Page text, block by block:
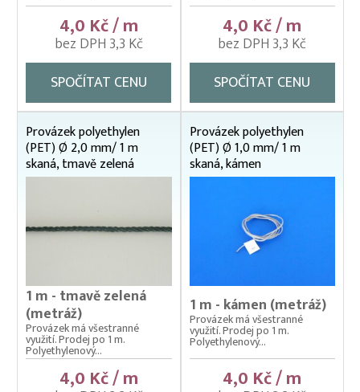
4,0 Kč / m
bez DPH 3,3 Kč
SPOČÍTAT CENU
4,0 Kč / m
bez DPH 3,3 Kč
SPOČÍTAT CENU
Provázek polyethylen
(PET) Ø 2,0 mm/ 1 m
skaná, tmavě zelená
1 m - tmavě zelená
(metráž)
Provázek má všestranné
využití. Prodej po 1 m.
Polyethylenový...
4,0 Kč / m
Provázek polyethylen
(PET) Ø 1,0 mm/ 1 m
skaná, kámen
1 m - kámen (metráž)
Provázek má všestranné
využití. Prodej po 1 m.
Polyethylenový...
4,0 Kč / m